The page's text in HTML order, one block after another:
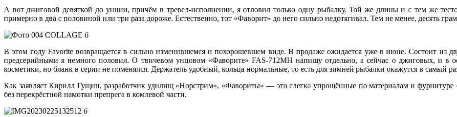
А вот джиговой девяткой до унции, причём в тревел-исполнении, я отловил только одну рыбалку. Той же длины и с тем же
примерно в два с половиной или три раза дороже. Естественно, тот «Фаворит» до него сильно недотягивал. Тем не менее, десять
В этом году Favorite возвращается в сильно изменившемся и похорошевшем виде. В продаже ожидается уже в июне. Состоит из
предсерийными я немного половил. О твичевом унцовом «Фаворите» FAS-712MH напишу отдельно, а сейчас о джиговых, и в
косметики, но бланк в серии не поменялся. Держатель удобный, кольца нормальные, то есть для зимней рыбалки окажутся в самый
Как заявляет Кирилл Гущин, разработчик удилищ «Норстрим», «Фавориты» — это слегка упрощённые по материалам и
без перекрёстной намотки препрега в комлевой части.